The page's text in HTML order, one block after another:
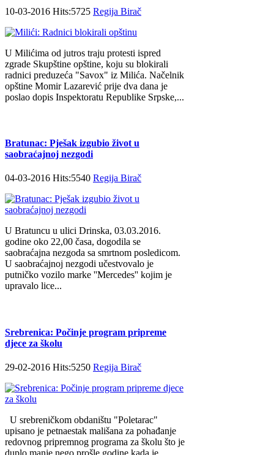
10-03-2016 Hits:5725 Regija Birač
U Milićima od jutros traju protesti ispred
zgrade Skupštine opštine, koju su blokirali
radnici preduzeća "Savox" iz Milića. Načelnik
opštine Momir Lazarević prije dva dana je
poslao dopis Inspektoratu Republike Srpske,...
Bratunac: Pješak izgubio život u
saobraćajnoj nezgodi
04-03-2016 Hits:5540 Regija Birač
U Bratuncu u ulici Drinska, 03.03.2016.
godine oko 22,00 časa, dogodila se
saobraćajna nezgoda sa smrtnom posledicom.
U saobraćajnoj nezgodi učestvovalo je
putničko vozilo marke ''Mercedes'' kojim je
upravalo lice...
Srebrenica: Počinje program pripreme
djece za školu
29-02-2016 Hits:5250 Regija Birač
U srebreničkom obdaništu "Poletarac"
upisano je petnaestak mališana za pohađanje
redovnog pripremnog programa za školu što je
duplo manje nego prošle godine kada je